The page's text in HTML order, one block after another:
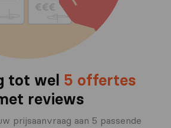
tot wel 5 offertes
reviews
prijsaanvraag aan 5 passende